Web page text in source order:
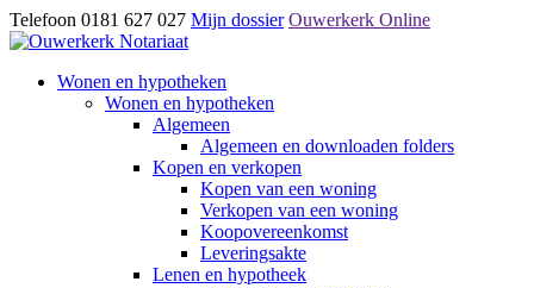
Telefoon 0181 627 027 Mijn dossier Ouwerkerk Online
Wonen en hypotheken
Wonen en hypotheken
Algemeen
Algemeen en downloaden folders
Kopen en verkopen
Kopen van een woning
Verkopen van een woning
Koopovereenkomst
Leveringsakte
Lenen en hypotheek